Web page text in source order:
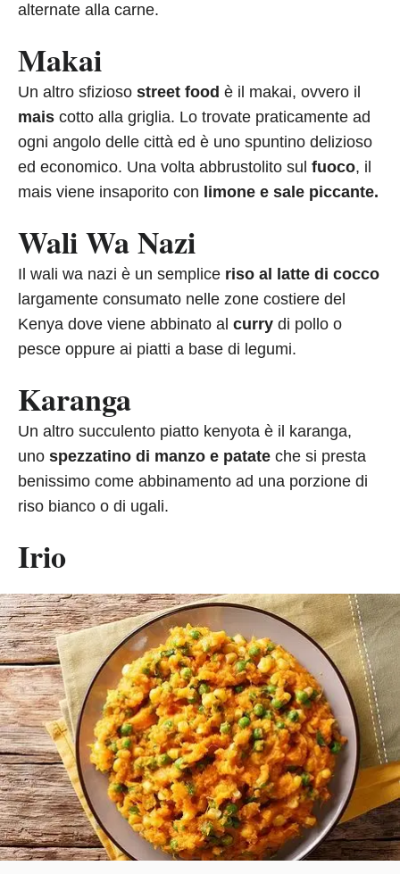
alternate alla carne.
Makai
Un altro sfizioso street food è il makai, ovvero il
mais cotto alla griglia. Lo trovate praticamente ad
ogni angolo delle città ed è uno spuntino delizioso
ed economico. Una volta abbrustolito sul fuoco, il
mais viene insaporito con limone e sale piccante.
Wali Wa Nazi
Il wali wa nazi è un semplice riso al latte di cocco
largamente consumato nelle zone costiere del
Kenya dove viene abbinato al curry di pollo o
pesce oppure ai piatti a base di legumi.
Karanga
Un altro succulento piatto kenyota è il karanga,
uno spezzatino di manzo e patate che si presta
benissimo come abbinamento ad una porzione di
riso bianco o di ugali.
Irio